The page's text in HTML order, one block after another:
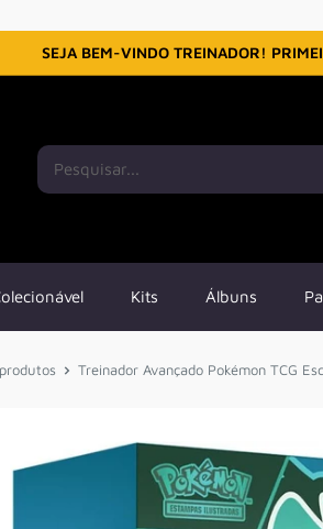
SEJA BEM-VINDO TREINADOR!
Kits Álbuns
Treinador Avançado Pokémon TCG